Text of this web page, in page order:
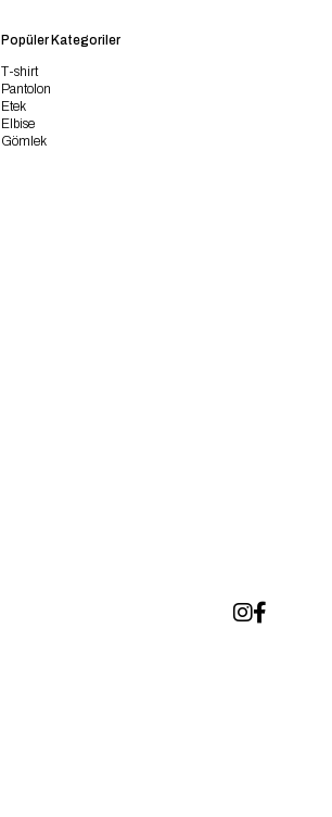
Popüler Kategoriler
T-shirt
Pantolon
Etek
Elbise
Gömlek